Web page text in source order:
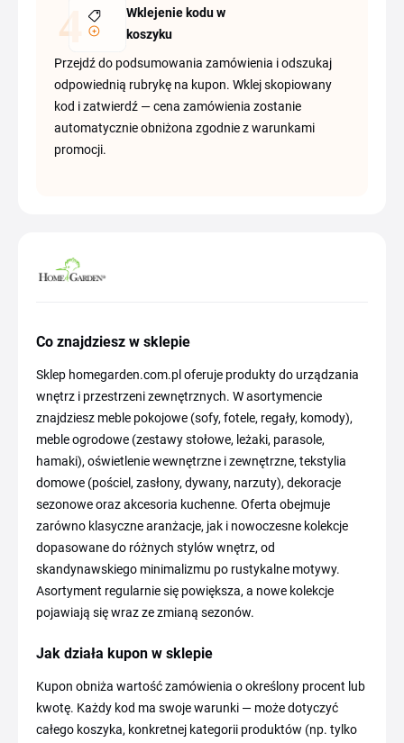
Wklejenie kodu w
koszyku
Przejdź do podsumowania zamówienia i odszukaj
odpowiednią rubrykę na kupon. Wklej skopiowany
kod i zatwierdź — cena zamówienia zostanie
automatycznie obniżona zgodnie z warunkami
promocji.
Co znajdziesz w sklepie
Sklep homegarden.com.pl oferuje produkty do urządzania
wnętrz i przestrzeni zewnętrznych. W asortymencie
znajdziesz meble pokojowe (sofy, fotele, regały, komody),
meble ogrodowe (zestawy stołowe, leżaki, parasole,
hamaki), oświetlenie wewnętrzne i zewnętrzne, tekstylia
domowe (pościel, zasłony, dywany, narzuty), dekoracje
sezonowe oraz akcesoria kuchenne. Oferta obejmuje
zarówno klasyczne aranżacje, jak i nowoczesne kolekcje
dopasowane do różnych stylów wnętrz, od
skandynawskiego minimalizmu po rustykalne motywy.
Asortyment regularnie się powiększa, a nowe kolekcje
pojawiają się wraz ze zmianą sezonów.
Jak działa kupon w sklepie
Kupon obniża wartość zamówienia o określony procent lub
kwotę. Każdy kod ma swoje warunki — może dotyczyć
całego koszyka, konkretnej kategorii produktów (np. tylko